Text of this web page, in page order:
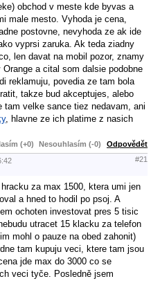
obchod v meste kde byvas a
male mesto. Vyhoda je cena,
postovne, nevyhoda ze ak ide
vyprsi zaruka. Ak teda ziadny
len davat na mobil pozor, znamy
a cital som dalsie podobne
reklamuju, povedia ze tam bola
takze bud akceptujes, alebo
velke sance tiez nedavam, ani
, hlavne ze ich platime z nasich
(+0) Nesouhlasím (-0) Odpovědět
#21
za max 1500, ktera umi jen
a hned to hodil po psoj. A
ochoten investovat pres 5 tisic
utracet 15 klacku za telefon
mohl o pauze na obed zahonit)
tam kupuju veci, ktere tam jsou
jde max do 3000 co se
veci tyče. Posledně jsem